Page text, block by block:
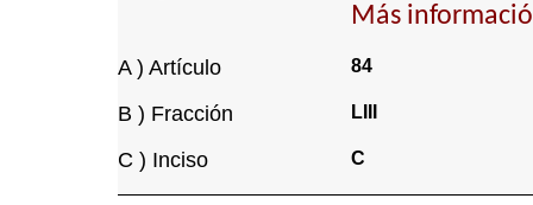
Más
A ) Artículo 84
B ) Fracción LIII
C ) Inciso C